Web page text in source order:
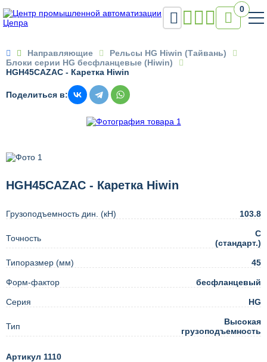
 0
 Направляющие
Рельсы HG Hiwin (Тайвань)
Блоки серии HG бесфланцевые (Hiwin)
HGH45CAZAC - Каретка Hiwin
Поделиться в:
HGH45CAZAC - Каретка Hiwin
Грузоподъемность дин. (кН) 103.8
Точность
C
(стандарт.)
Типоразмер (мм) 45
Форм-фактор бесфланцевый
Серия HG
Тип
Высокая
грузоподъемность
Артикул 1110